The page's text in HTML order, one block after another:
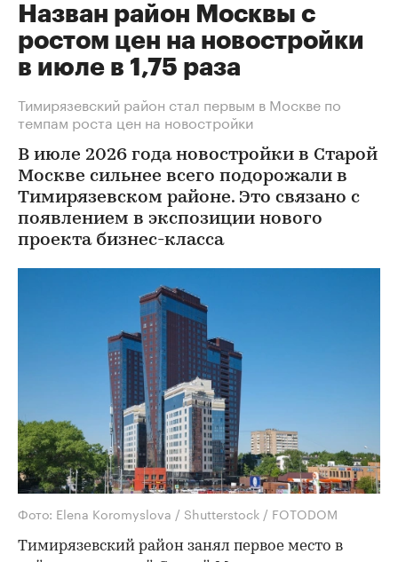
Назван район Москвы с
ростом цен на новостройки
в июле в 1,75 раза
Тимирязевский район стал первым в Москве по
темпам роста цен на новостройки
В июле 2026 года новостройки в Старой
Москве сильнее всего подорожали в
Тимирязевском районе. Это связано с
появлением в экспозиции нового
проекта бизнес-класса
Фото: Elena Koromyslova / Shutterstock / FOTODOM
Тимирязевский район занял первое место в